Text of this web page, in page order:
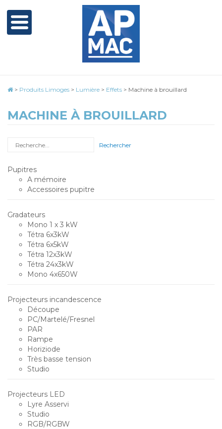
> Produits Limoges > Lumière > Effets > Machine à brouillard
MACHINE À BROUILLARD
Rechercher
Pupitres
A mémoire
Accessoires pupitre
Gradateurs
Mono 1 x 3 kW
Tétra 6x3kW
Tétra 6x5kW
Tétra 12x3kW
Tétra 24x3kW
Mono 4x650W
Projecteurs incandescence
Découpe
PC/Martelé/Fresnel
PAR
Rampe
Horiziode
Très basse tension
Studio
Projecteurs LED
Lyre Asservi
Studio
RGB/RGBW